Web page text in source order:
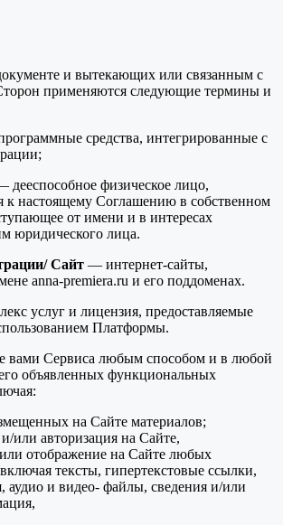
и вытекающих или связанным с
применяются следующие термины и
средства, интегрированные с
дееспособное физическое лицо,
к настоящему Соглашению в собственном
от имени и в интересах
юридического лица.
Сайт — интернет-сайты,
anna-premiera.ru и его поддоменах.
услуг и лицензия, предоставляемые
Платформы.
вами Сервиса любым способом и в любой
объявленных функциональных
на Сайте материалов;
или авторизация на Сайте,
отображение на Сайте любых
тексты, гипертекстовые ссылки,
аудио и видео- файлы, сведения и/или